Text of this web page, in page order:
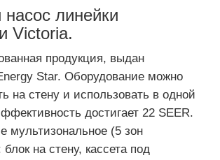
линейки
Victoria.
продукция, выдан
Star. Оборудование можно
на стену и использовать в одной
достигает 22 SEER.
мультизональное (5 зон
на стену, кассета под